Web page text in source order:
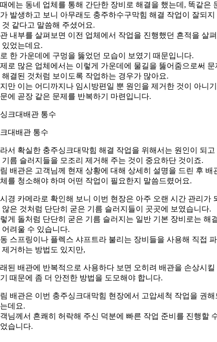
에는 동네 업체를 통해 간단한 장비로 해결을 했는데, 똑같은
발생하고 보니 아무래도 충주하수구막힘 해결 작업이 잘되지
것 같다고 말씀해 주셨어요.
내부를 살펴보면 이전 업체에서 작업을 진행했던 흔적을 살
있었는데요.
한 가운데에 구멍을 뚫었던 모습이 보였기 때문입니다.
로 많은 업체에서는 이렇게 가운데에 물길을 뚫어줌으로써 문
해결된 것처럼 보이도록 작업하는 경우가 많아요.
만 이는 어디까지나 임시방편일 뿐 원인을 제거한 것이 아니기
에 곧장 같은 문제를 반복하기 마련입니다.
대배관 통수
서 확실한 충주싱크대막힘 해결 작업을 위해서는 원인이 되고
기름 슬러지들을 모조리 제거해 주는 것이 중요하단 것이죠.
배관은 고객님께 현재 상황에 대해 상세히 설명을 드린 후 배
를 청소해야 하며 어떤 작업이 필요한지 말씀드렸어요.
경 카메라로 확인해 보니 이번 현장은 아주 오랜 시간 관리가
않은 것처럼 단단히 굳은 기름 슬러지들이 곳곳에 보였습니다.
게 돌처럼 단단히 굳은 기름 슬러지는 일반 기본 장비로는 해
어려울 수 있습니다.
스프링이나 플렉스 샤프트라 불리는 장비들을 사용해 직접
제거하는 방법도 있지만,
된 배관에 반복적으로 사용하다 보면 오히려 배관을 손상시킬
때문에 좀 더 안전한 방법을 도모해야 합니다.
배관은 이번 충주싱크대막힘 현장에서 고압세척 작업을 권해
데요.
님께서 흔쾌히 허락해 주신 덕분에 빠른 작업 준비를 진행할
습니다.